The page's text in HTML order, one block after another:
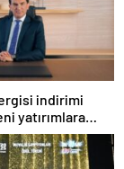
indirimi
yatırımlara